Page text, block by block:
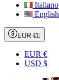
Italiano
English
EUR €
EUR €
USD $